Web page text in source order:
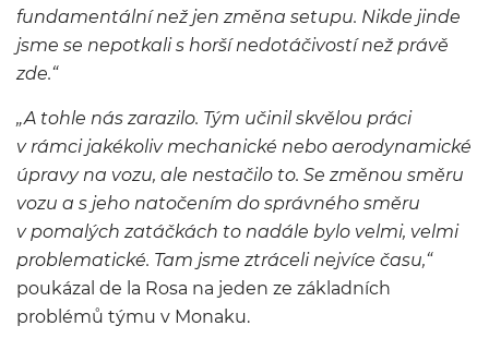
fundamentální než jen změna setupu. Nikde jinde
jsme se nepotkali s horší nedotáčivostí než právě
zde.“
„A tohle nás zarazilo. Tým učinil skvělou práci
v rámci jakékoliv mechanické nebo aerodynamické
úpravy na vozu, ale nestačilo to. Se změnou směru
vozu a s jeho natočením do správného směru
v pomalých zatáčkách to nadále bylo velmi, velmi
problematické. Tam jsme ztráceli nejvíce času,“
poukázal de la Rosa na jeden ze základních
problémů týmu v Monaku.